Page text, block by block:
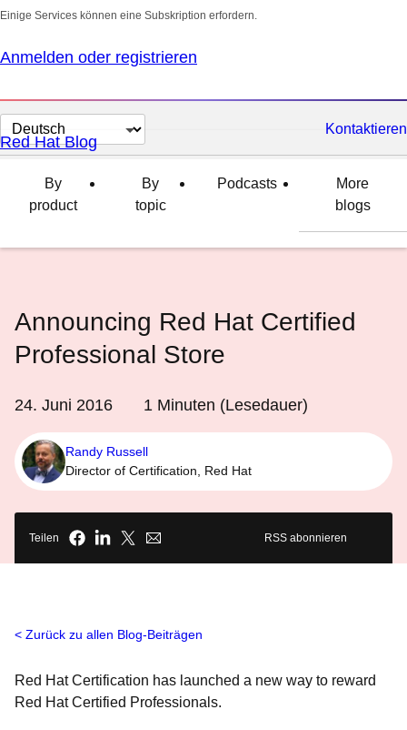
Einige Services können eine Subskription erfordern.
Anmelden oder registrieren
Sprache
auswählen
Kontaktieren
Red Hat Blog
By
product
By
topic
Podcasts
More
blogs
Announcing Red Hat Certified
Professional Store
24. Juni 2016 1 Minuten (Lesedauer)
Randy Russell
Director of Certification, Red Hat
Teilen RSS abonnieren
Zurück zu allen Blog-Beiträgen
Red Hat Certification has launched a new way to reward
Red Hat Certified Professionals.